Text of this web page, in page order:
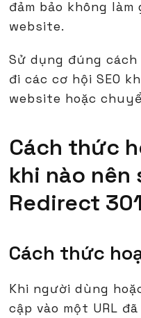
đảm bảo không
website.
Sử dụng đúng
đi các cơ hội SEO
website hoặc
Cách thức
khi nào nên
Redirect 301
Cách thức
Khi người dùng
cập vào một URL